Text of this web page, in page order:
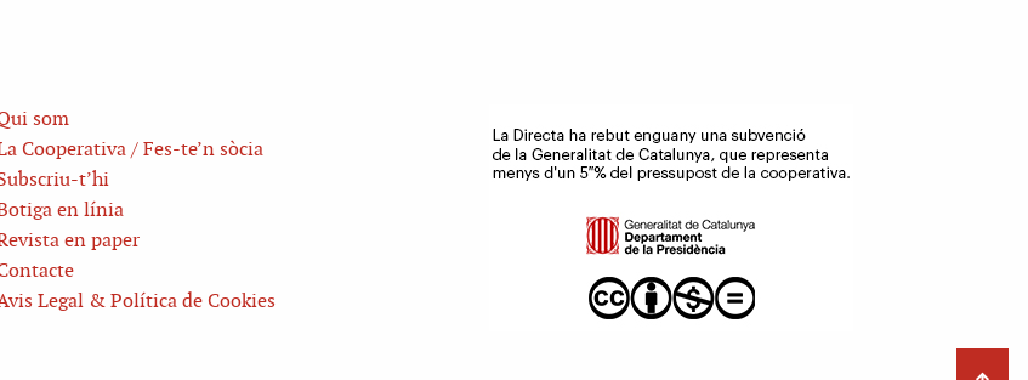
som
Cooperativa / Fes-te’n sòcia
t’hi
en línia
en paper
Legal & Política de Cookies